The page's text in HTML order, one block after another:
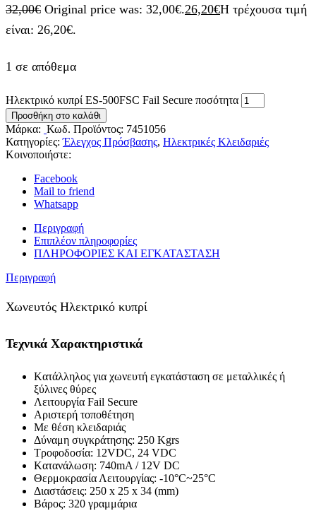
32,00€ Original price was: 32,00€.26,20€Η τρέχουσα τιμή
είναι: 26,20€.
1 σε απόθεμα
Ηλεκτρικό κυπρί ES-500FSC Fail Secure ποσότητα
Προσθήκη στο καλάθι
Μάρκα: Κωδ. Προϊόντος: 7451056
Κατηγορίες:Έλεγχος Πρόσβασης, Ηλεκτρικές Κλειδαριές
Κοινοποιήστε:
Facebook
Mail to friend
Whatsapp
Περιγραφή
Επιπλέον πληροφορίες
ΠΛΗΡΟΦΟΡΙΕΣ ΚΑΙ ΕΓΚΑΤΑΣΤΑΣΗ
Περιγραφή
Χωνευτός Ηλεκτρικό κυπρί
Τεχνικά Χαρακτηριστικά
Kατάλληλος για χωνευτή εγκατάσταση σε μεταλλικές ή
ξύλινες θύρες
Λειτουργία Fail Secure
Αριστερή τοποθέτηση
Με θέση κλειδαριάς
Δύναμη συγκράτησης: 250 Κgrs
Τροφοδοσία: 12VDC, 24 VDC
Kατανάλωση: 740mA / 12V DC
Θερμοκρασία Λειτουργίας: -10°C~25°C
Διαστάσεις: 250 x 25 x 34 (mm)
Βάρος: 320 γραμμάρια